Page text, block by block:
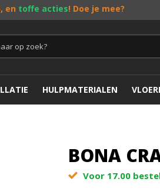
en toffe acties! Doe je mee?
HULPMATERIALEN
BONA
Voor 17.00